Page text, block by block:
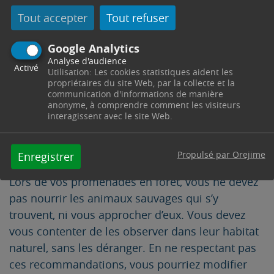
Tout accepter Tout refuser
Google Analytics
Activé
Analyse d'audience
Utilisation: Les cookies statistiques aident les
propriétaires du site Web, par la collecte et la
communication d'informations de manière
anonyme, à comprendre comment les visiteurs
interagissent avec le site Web.
Enregistrer Propulsé par Orejime
cette période caractérisée par le début de la
mise-bas des mammifères ; les chiens mettraient
alors en péril la reproduction d’une partie de
cette faune sauvage.
Si vous ne respectez pas cette réglementation,
vous encourez une amende pouvant aller jusqu’à
À savoir
Lors de vos promenades en forêt, vous ne devez
pas nourrir les animaux sauvages qui s’y
trouvent, ni vous approcher d’eux. Vous devez
vous contenter de les observer dans leur habitat
naturel, sans les déranger. En ne respectant pas
ces recommandations, vous pourriez modifier